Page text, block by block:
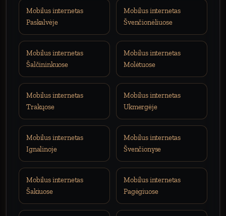
Mobilus internetas
Paskalvėje
Mobilus internetas
Švenčionėliuose
Mobilus internetas
Šalčininkuose
Mobilus internetas
Molėtuose
Mobilus internetas
Trakųose
Mobilus internetas
Ukmergėje
Mobilus internetas
Ignalinoje
Mobilus internetas
Švenčionyse
Mobilus internetas
Šakiuose
Mobilus internetas
Pagėgiuose